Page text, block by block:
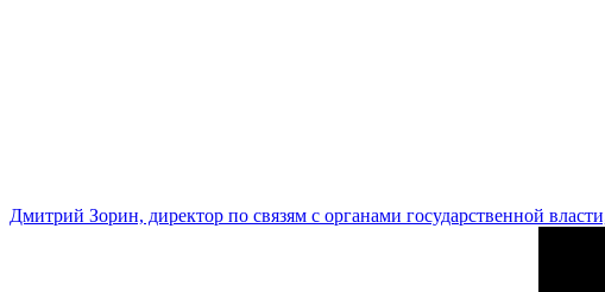
Дмитрий Зорин, директор по связям с органами государственной